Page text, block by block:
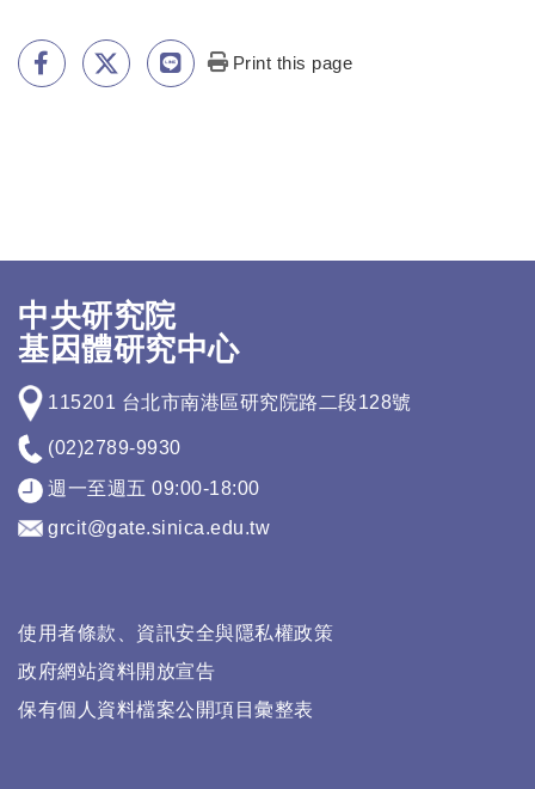
Print this page
中央研究院
基因體研究中心
115201 台北市南港區研究院路二段128號
(02)2789-9930
週一至週五 09:00-18:00
grcit@gate.sinica.edu.tw
使用者條款、資訊安全與隱私權政策
政府網站資料開放宣告
保有個人資料檔案公開項目彙整表